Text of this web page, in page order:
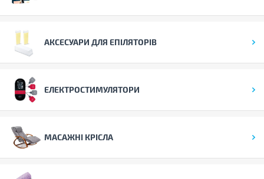
АКСЕСУАРИ ДЛЯ ЕПІЛЯТОРІВ
ЕЛЕКТРОСТИМУЛЯТОРИ
МАСАЖНІ КРІСЛА